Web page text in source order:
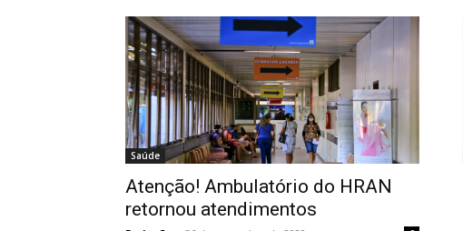
Saúde
Atenção! Ambulatório do HRAN
retornou atendimentos